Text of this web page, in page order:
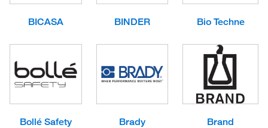
BICASA BINDER Bio Techne
Bollé Safety Brady Brand